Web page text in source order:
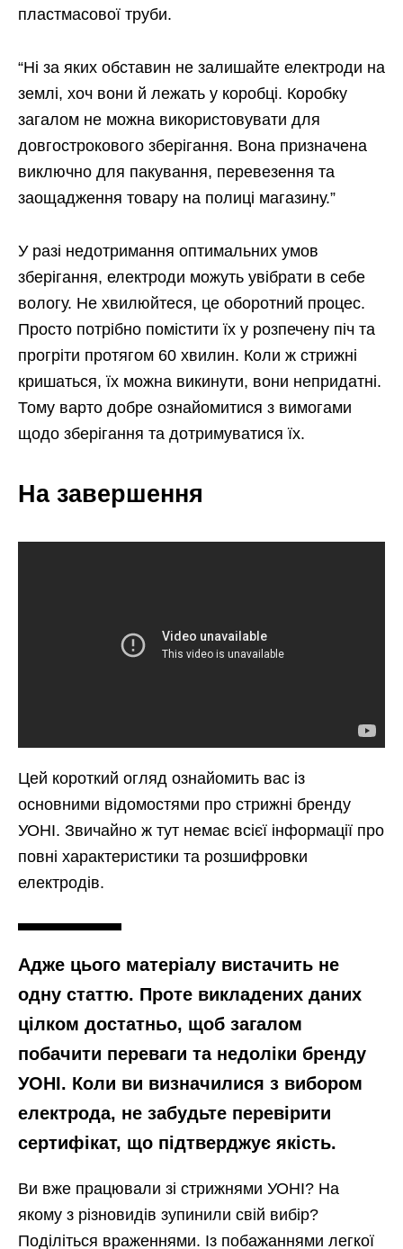
пластмасової труби.
“Ні за яких обставин не залишайте електроди на
землі, хоч вони й лежать у коробці. Коробку
загалом не можна використовувати для
довгострокового зберігання. Вона призначена
виключно для пакування, перевезення та
заощадження товару на полиці магазину.”
У разі недотримання оптимальних умов
зберігання, електроди можуть увібрати в себе
вологу. Не хвилюйтеся, це оборотний процес.
Просто потрібно помістити їх у розпечену піч та
прогріти протягом 60 хвилин. Коли ж стрижні
кришаться, їх можна викинути, вони непридатні.
Тому варто добре ознайомитися з вимогами
щодо зберігання та дотримуватися їх.
На завершення
Цей короткий огляд ознайомить вас із
основними відомостями про стрижні бренду
УОНІ. Звичайно ж тут немає всієї інформації про
повні характеристики та розшифровки
електродів.
Адже цього матеріалу вистачить не
одну статтю. Проте викладених даних
цілком достатньо, щоб загалом
побачити переваги та недоліки бренду
УОНІ. Коли ви визначилися з вибором
електрода, не забудьте перевірити
сертифікат, що підтверджує якість.
Ви вже працювали зі стрижнями УОНІ? На
якому з різновидів зупинили свій вибір?
Поділіться враженнями. Із побажаннями легкої